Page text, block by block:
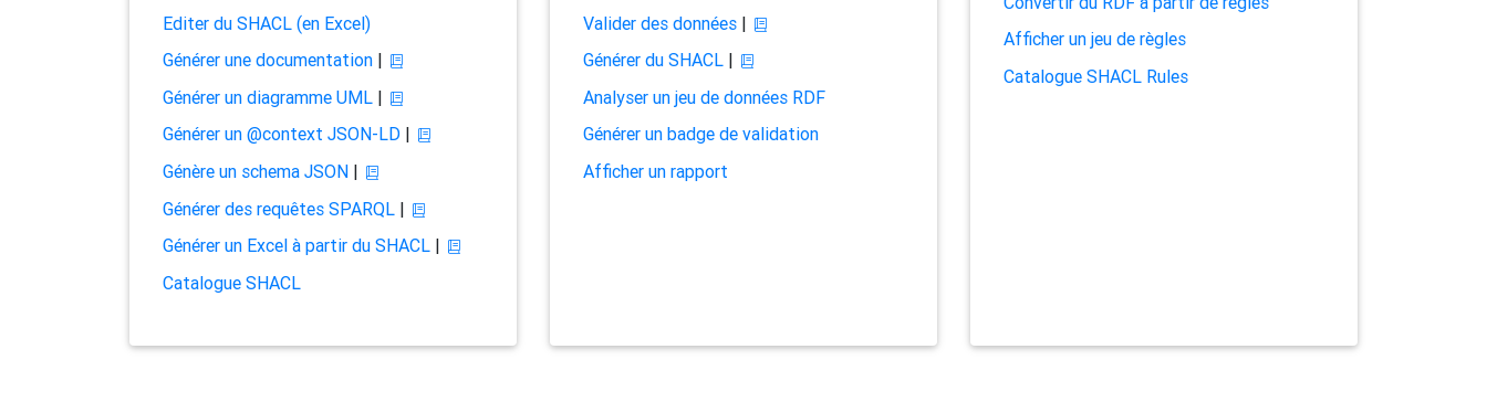
Editer du SHACL (en Excel)
Générer une documentation|
Générer un diagramme UML|
Générer un @context JSON-LD|
Génère un schema JSON|
Générer des requêtes SPARQL|
Générer un Excel à partir du SHACL|
Catalogue SHACL
Valider des données|
Générer du SHACL|
Analyser un jeu de données RDF
Générer un badge de validation
Afficher un rapport
Afficher un jeu de règles
Catalogue SHACL Rules